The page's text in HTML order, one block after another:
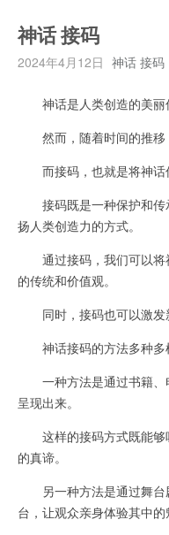
神话 接码
2024年4月12日 神话 接码
神话是人类创造的美丽
然而，随着时间的推移
而接码，也就是将神话
接码既是一种保护和传
扬人类创造力的方式。
通过接码，我们可以将
的传统和价值观。
同时，接码也可以激发
神话接码的方法多种多
一种方法是通过书籍、
呈现出来。
这样的接码方式既能够
的真谛。
另一种方法是通过舞台
台，让观众亲身体验其中的